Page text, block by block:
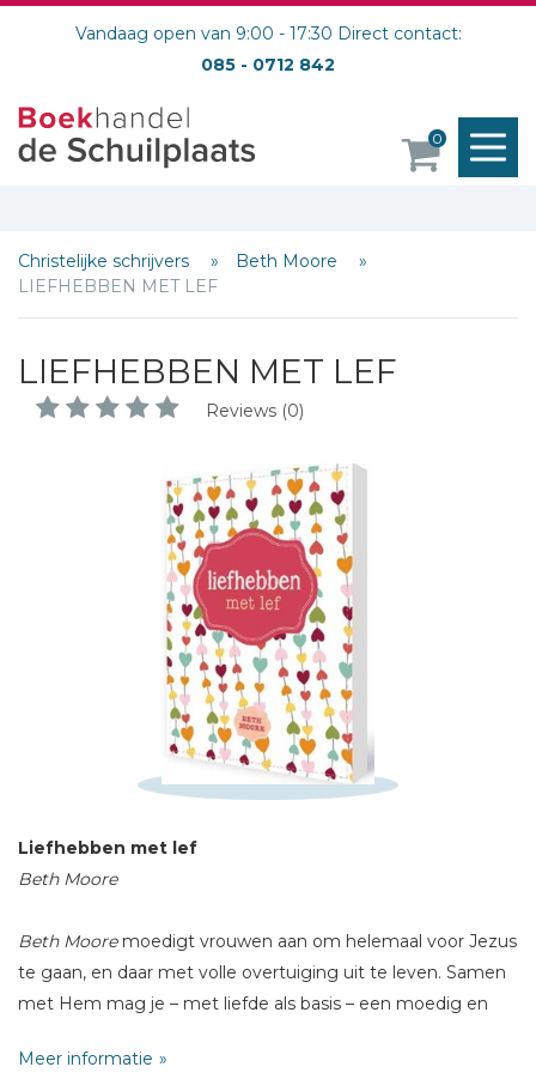
Vandaag open van 9:00 - 17:30 Direct contact:
085 - 0712 842
0
Christelijke schrijvers
Beth Moore
LIEFHEBBEN MET LEF
LIEFHEBBEN MET LEF
Reviews (0)
Liefhebben met lef
Beth Moore
Beth Moore moedigt vrouwen aan om helemaal voor Jezus
te gaan, en daar met volle overtuiging uit te leven. Samen
met Hem mag je – met liefde als basis – een moedig en
Dit boek bevat de kernboodschap van
Meer informatie
Schrijf hieronder je review!
E-mail *
Titel *